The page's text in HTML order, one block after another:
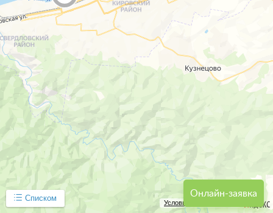
Онлайн-заявка
Условия использования
Списком